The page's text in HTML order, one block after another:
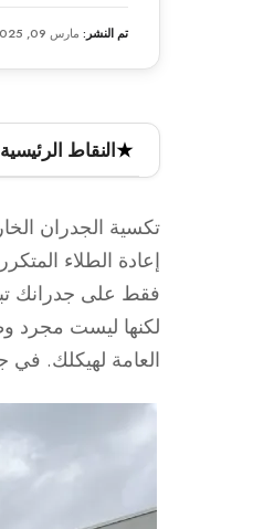
تم النشر: مارس 09, 2025
النقاط الرئيسية
فوائد مثل
الطبيعي ضروري
يوفر الحجر
تقدم الأنواع
فهم فوائد
تكسية الجدران
إعادة الطلاء
فقط على جدرانك
لكنها ليست مجرد
العامة لهيكلك. في